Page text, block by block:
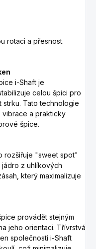
rotaci a přesnost.
i-Shaft je
celou špici pro
strku. Tato technologie
vibrace a prakticky
špice.
rozšiřuje "sweet spot"
z uhlíkových
který maximalizuje
provádět stejným
jeho orientaci. Třívrstvá
společnosti i-Shaft